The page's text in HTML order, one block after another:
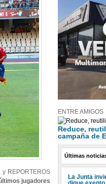
REPORTEROS
jugadores
ENTRE AMIGOS
Reduce,
campaña de
Últimas
La Junta